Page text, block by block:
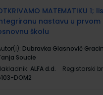
MATEMATIKU 1;
nastavu u prvom
školu
Dubravka Glasnović
Soucie
ALFA d.d.
Registarski
DOM2